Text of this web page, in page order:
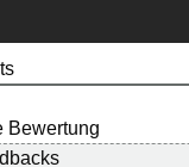
Bewertung